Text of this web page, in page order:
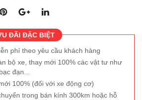
ĐÃI ĐẶC BIỆT
phí theo yêu cầu khách hàng
bộ xe, thay mới 100% các vật tư như
đạn...
100% (đối với xe động cơ)
trong bán kính 300km hoặc hỗ